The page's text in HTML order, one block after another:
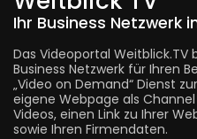
Ihr Business Netzwerk
Das Videoportal
Business Netzwerk für Ihren
„Video on Demand“ Dienst
eigene Webpage als
Videos, einen Link zu Ihrer
sowie Ihren Firmendaten.